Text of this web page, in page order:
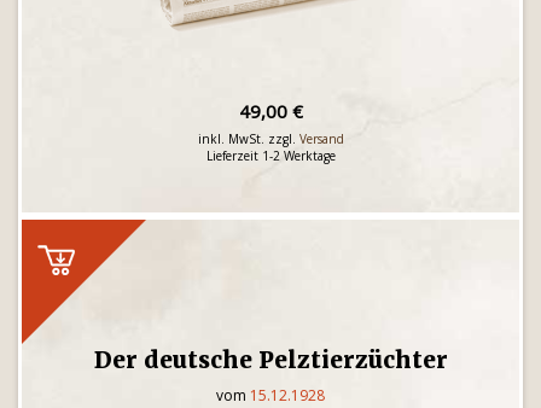
49,00 €
inkl. MwSt. zzgl. Versand
Lieferzeit 1-2 Werktage
Der deutsche Pelztierzüchter
vom 15.12.1928